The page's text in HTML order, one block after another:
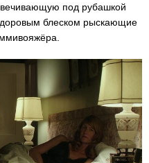
под рубашкой
блеском рыскающие